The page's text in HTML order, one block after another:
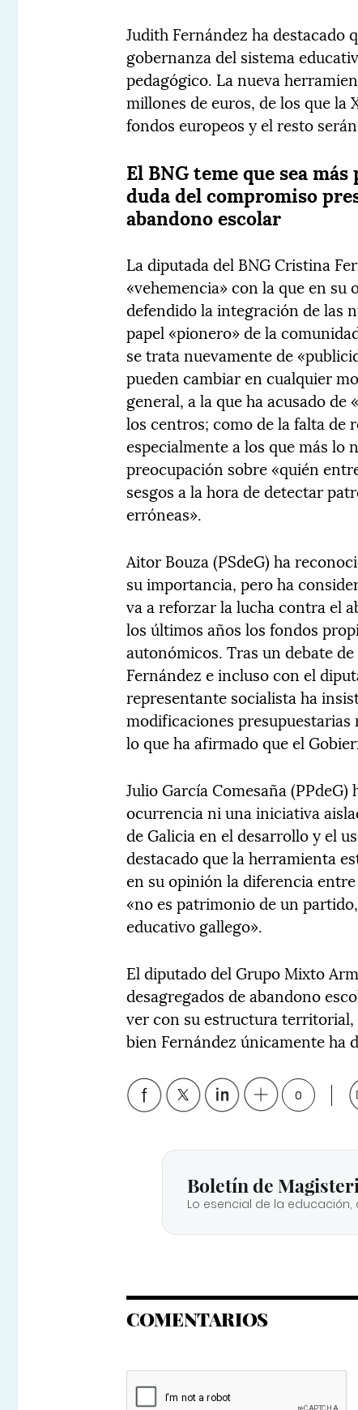
Judith Fernández ha destacado
gobernanza del sistema
pedagógico. La nueva
millones de euros, de los que
fondos europeos y el resto
El BNG teme que sea
duda del compromiso
abandono escolar
La diputada del BNG Cristina
«vehemencia» con la que en
defendido la integración de las
papel «pionero» de la
se trata nuevamente de
pueden cambiar en cualquier
general, a la que ha acusado de
los centros; como de la falta de
especialmente a los que más lo
preocupación sobre «quién
sesgos a la hora de detectar
erróneas».
Aitor Bouza (PSdeG) ha
su importancia, pero ha
va a reforzar la lucha contra el
los últimos años los fondos
autonómicos. Tras un debate
Fernández e incluso con el
representante socialista ha
modificaciones
lo que ha afirmado que el
Julio García Comesaña
ocurrencia ni una iniciativa
de Galicia en el desarrollo y el
destacado que la herramienta
en su opinión la diferencia
«no es patrimonio de un
educativo gallego».
El diputado del Grupo Mixto
desagregados de abandono
ver con su estructura
bien Fernández únicamente ha
0
Boletín de
Lo esencial de la
COMENTARIOS